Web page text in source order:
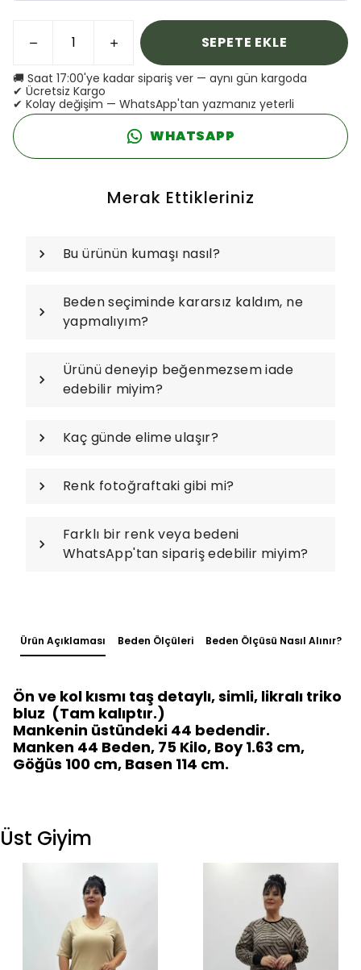
SEPETE EKLE
🚚 Saat 17:00'ye kadar sipariş ver — aynı gün kargoda
✔ Ücretsiz Kargo
✔ Kolay değişim — WhatsApp'tan yazmanız yeterli
WHATSAPP
Merak Ettikleriniz
Bu ürünün kumaşı nasıl?
Beden seçiminde kararsız kaldım, ne
yapmalıyım?
Ürünü deneyip beğenmezsem iade
edebilir miyim?
Kaç günde elime ulaşır?
Renk fotoğraftaki gibi mi?
Farklı bir renk veya bedeni
WhatsApp'tan sipariş edebilir miyim?
Ürün Açıklaması Beden Ölçüleri Beden Ölçüsü Nasıl Alınır?
Ön ve kol kısmı taş detaylı, simli, likralı triko
bluz (Tam kalıptır.)
Mankenin üstündeki 44 bedendir.
Manken 44 Beden, 75 Kilo, Boy 1.63 cm,
Göğüs 100 cm, Basen 114 cm.
Üst Giyim